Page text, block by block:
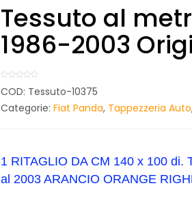
Tessuto al
1986-2003
COD: Tessuto-10375
Categorie: Fiat Panda, Tappezzeria Auto
1 RITAGLIO DA CM 140 x 100 di.
al 2003 ARANCIO ORANGE